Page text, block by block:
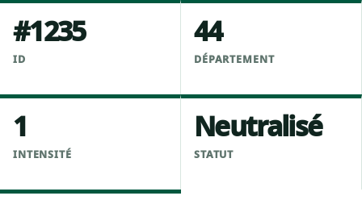
#1235
ID
44
DÉPARTEMENT
1
INTENSITÉ
Neutralisé
STATUT